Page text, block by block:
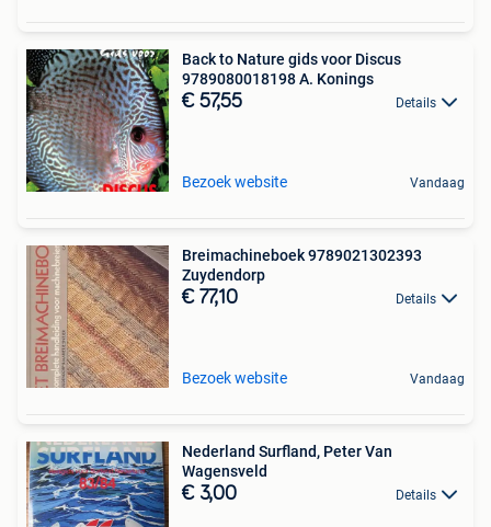
Back to Nature gids voor Discus
9789080018198 A. Konings
€ 57,55 Details
Bezoek website Vandaag
Breimachineboek 9789021302393
Zuydendorp
€ 77,10 Details
Bezoek website Vandaag
Nederland Surfland, Peter Van
Wagensveld
€ 3,00 Details